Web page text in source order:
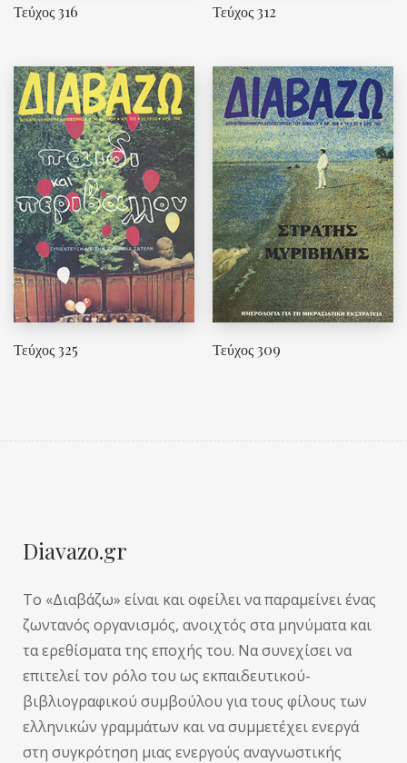
Τεύχος 316 Τεύχος 312
Τεύχος 325 Τεύχος 309
Diavazo.gr
Το «Διαβάζω» είναι και οφείλει να παραμείνει ένας
ζωντανός οργανισμός, ανοιχτός στα μηνύματα και
τα ερεθίσματα της εποχής του. Να συνεχίσει να
επιτελεί τον ρόλο του ως εκπαιδευτικού-
βιβλιογραφικού συμβούλου για τους φίλους των
ελληνικών γραμμάτων και να συμμετέχει ενεργά
στη συγκρότηση μιας ενεργούς αναγνωστικής